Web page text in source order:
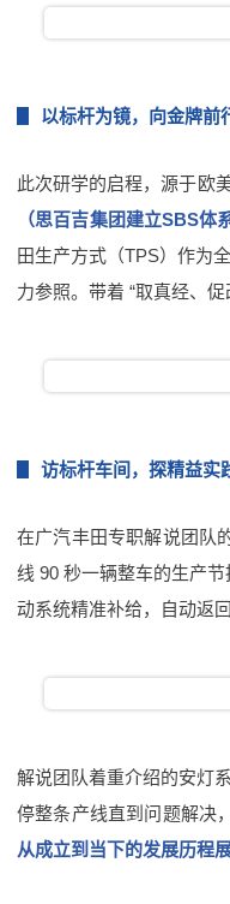
以标杆为镜，向金牌前
此次研学的启程，源于欧
（思百吉集团建立SBS
田生产方式（TPS）作为
力参照。带着 “取真经、
访标杆车间，探精益实
在广汽丰田专职解说团队
线 90 秒一辆整车的生产
动系统精准补给，自动返
解说团队着重介绍的安灯
停整条产线直到问题解决
从成立到当下的发展历程